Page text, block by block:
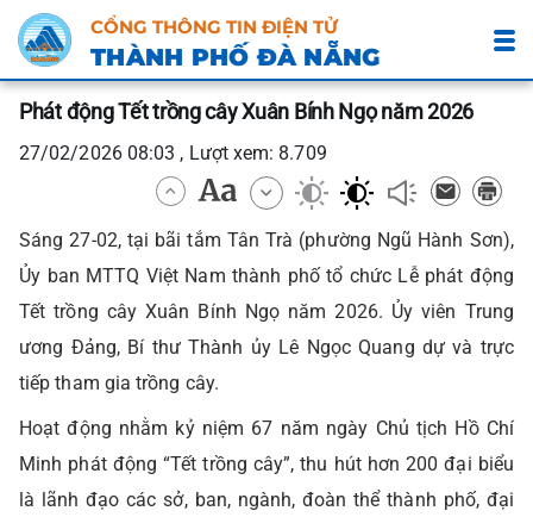
CỔNG THÔNG TIN ĐIỆN TỬ
THÀNH PHỐ ĐÀ NẴNG
Phát động Tết trồng cây Xuân Bính Ngọ năm 2026
27/02/2026 08:03 , Lượt xem: 8.709
Sáng 27-02, tại bãi tắm Tân Trà (phường Ngũ Hành Sơn),
Ủy ban MTTQ Việt Nam thành phố tổ chức Lễ phát động
Tết trồng cây Xuân Bính Ngọ năm 2026. Ủy viên Trung
ương Đảng, Bí thư Thành ủy Lê Ngọc Quang dự và trực
tiếp tham gia trồng cây.
Hoạt động nhằm kỷ niệm 67 năm ngày Chủ tịch Hồ Chí
Minh phát động “Tết trồng cây”, thu hút hơn 200 đại biểu
là lãnh đạo các sở, ban, ngành, đoàn thể thành phố, đại